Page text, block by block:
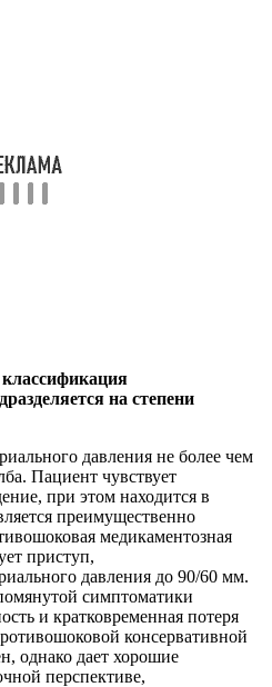
на степени
давления не более чем
Пациент чувствует
при этом находится в
преимущественно
медикаментозная
приступ,
давления до 90/60 мм.
симптоматики
и кратковременная потеря
консервативной
однако дает хорошие
перспективе,